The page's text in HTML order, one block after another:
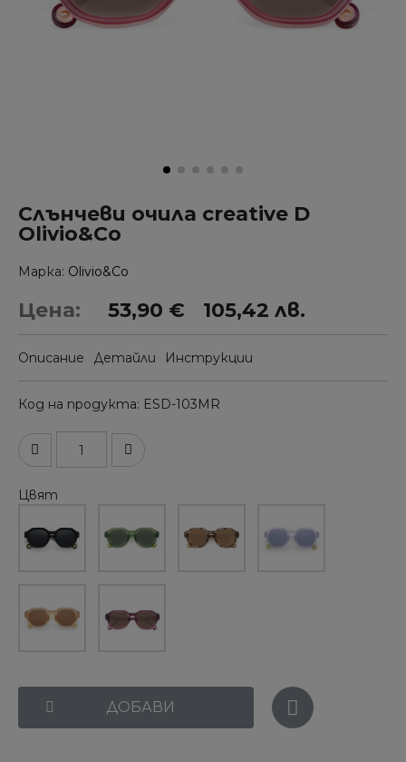
Слънчеви очила creative D
Olivio&Co
Марка Olivio&Co
Цена: 53,90 € 105,42 лв.
Описание Детайли Инструкции
Код на продукта ESD-103MR
Цвят
ДОБАВИ